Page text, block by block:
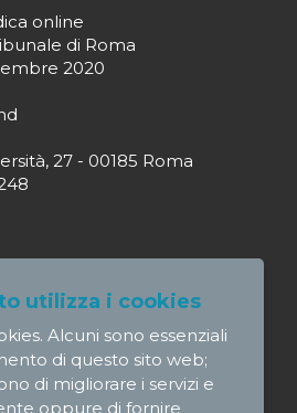
online
di Roma
2020
27 - 00185 Roma
Paola Alagia
utilizza i cookies
Alcuni sono essenziali
di questo sito web;
di migliorare i servizi e
oppure di fornire